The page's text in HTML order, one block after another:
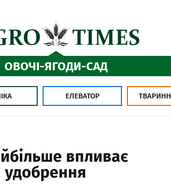
ОВОЧІ-ЯГОДИ-САД
ЕЛЕВАТОР
впливає
удобрення